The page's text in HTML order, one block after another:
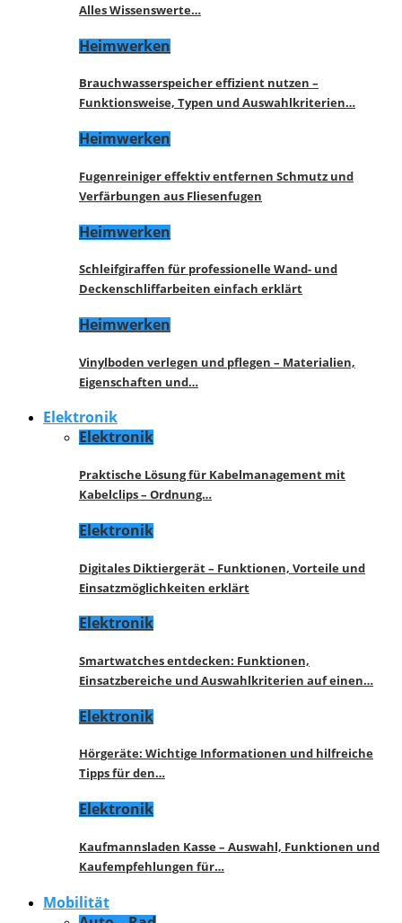
Alles Wissenswerte…
Heimwerken
Brauchwasserspeicher effizient nutzen –
Funktionsweise, Typen und Auswahlkriterien…
Heimwerken
Fugenreiniger effektiv entfernen Schmutz und
Verfärbungen aus Fliesenfugen
Heimwerken
Schleifgiraffen für professionelle Wand- und
Deckenschliffarbeiten einfach erklärt
Heimwerken
Vinylboden verlegen und pflegen – Materialien,
Eigenschaften und…
Elektronik
Elektronik
Praktische Lösung für Kabelmanagement mit
Kabelclips – Ordnung…
Elektronik
Digitales Diktiergerät – Funktionen, Vorteile und
Einsatzmöglichkeiten erklärt
Elektronik
Smartwatches entdecken: Funktionen,
Einsatzbereiche und Auswahlkriterien auf einen…
Elektronik
Hörgeräte: Wichtige Informationen und hilfreiche
Tipps für den…
Elektronik
Kaufmannsladen Kasse – Auswahl, Funktionen und
Kaufempfehlungen für…
Mobilität